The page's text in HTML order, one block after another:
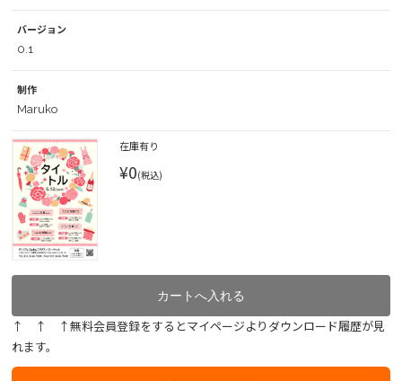
バージョン
0.1
制作
Maruko
在庫有り
¥0(税込)
↑ ↑ ↑無料会員登録をするとマイページよりダウンロード履歴が見
れます。